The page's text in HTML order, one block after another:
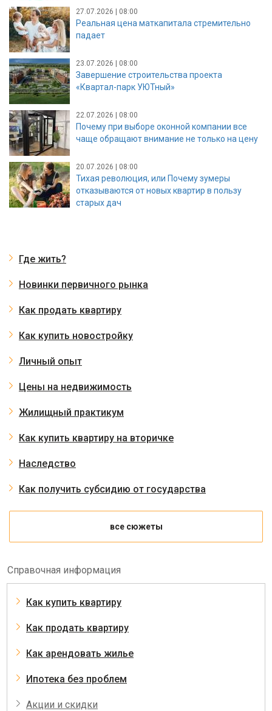
27.07.2026 | 08:00
Реальная цена маткапитала стремительно
падает
23.07.2026 | 08:00
Завершение строительства проекта
«Квартал-парк УЮТный»
22.07.2026 | 08:00
Почему при выборе оконной компании все
чаще обращают внимание не только на цену
20.07.2026 | 08:00
Тихая революция, или Почему зумеры
отказываются от новых квартир в пользу
старых дач
Где жить?
Новинки первичного рынка
Как продать квартиру
Как купить новостройку
Личный опыт
Цены на недвижимость
Жилищный практикум
Как купить квартиру на вторичке
Наследство
Как получить субсидию от государства
все сюжеты
Справочная информация
Как купить квартиру
Как продать квартиру
Как арендовать жилье
Ипотека без проблем
Акции и скидки